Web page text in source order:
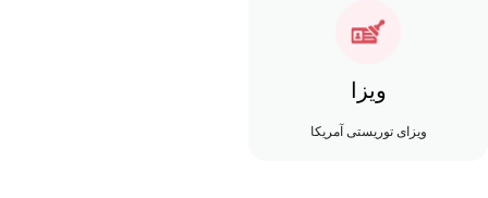
ویزا
ویزای توریستی آمریکا